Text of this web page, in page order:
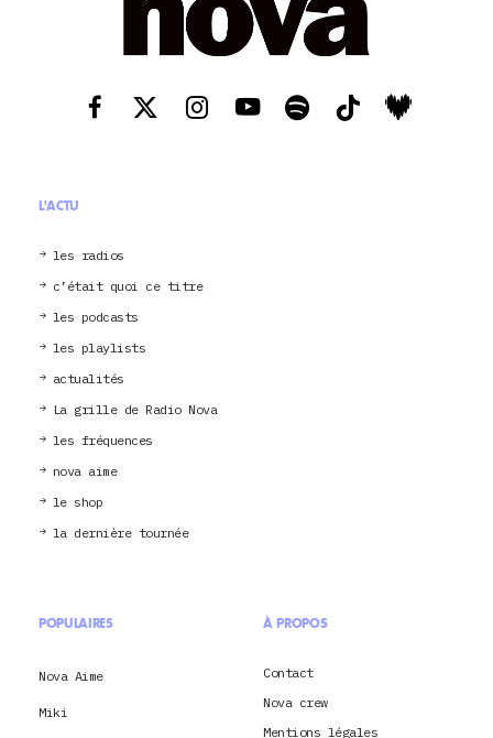
L'ACTU
les radios
c’était quoi ce titre
les podcasts
les playlists
actualités
La grille de Radio Nova
les fréquences
nova aime
le shop
la dernière tournée
POPULAIRES
Nova Aime
Miki
À PROPOS
Contact
Nova crew
Mentions légales